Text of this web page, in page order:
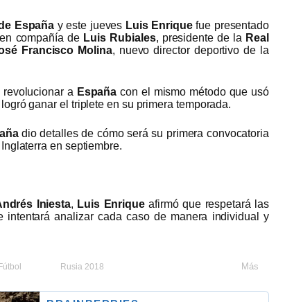
España y este jueves Luis Enriquefue presentado
en compañía de Luis Rubiales, presidente de la Real
Francisco Molina, nuevo director deportivo de la
a Españacon el mismo método que usó
ganar el triplete en su primera temporada.
dio detalles de cómo será su primera convocatoria
en septiembre.
Iniesta, Luis Enriqueafirmó que respetará las
intentará analizar cada caso de manera individual y
Más
Rusia 2018